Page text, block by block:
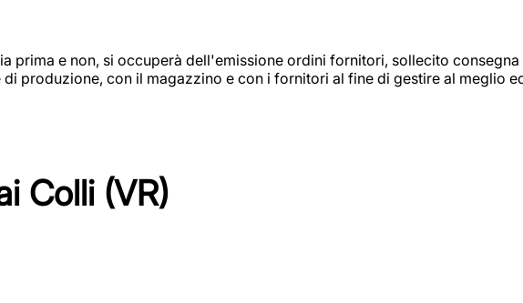
prima e non, si occuperà dell'emissione ordini fornitori, sollecito consegna
produzione, con il magazzino e con i fornitori al fine di gestire al meglio
Colli (VR)